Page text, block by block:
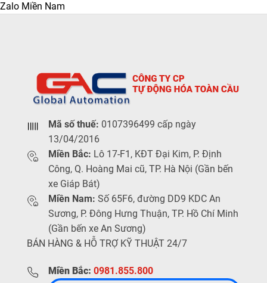
Zalo Miền Nam
Mã số thuế: 0107396499 cấp ngày
13/04/2016
Miền Bắc: Lô 17-F1, KĐT Đại Kim, P. Định
Công, Q. Hoàng Mai cũ, TP. Hà Nội (Gần bến
xe Giáp Bát)
Miền Nam: Số 65F6, đường DD9 KDC An
Sương, P. Đông Hưng Thuận, TP. Hồ Chí Minh
(Gần bến xe An Sương)
BÁN HÀNG & HỖ TRỢ KỸ THUẬT 24/7
Miền Bắc: 0981.855.800